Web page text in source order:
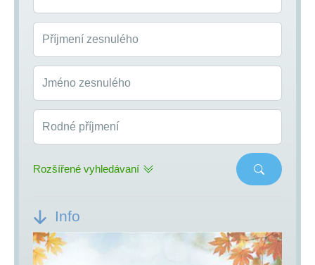
Příjmení zesnulého
Jméno zesnulého
Rodné příjmení
Rozšířené vyhledávaní
Info